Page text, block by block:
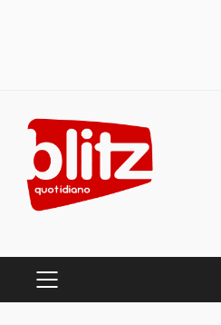
content
PRIMARY